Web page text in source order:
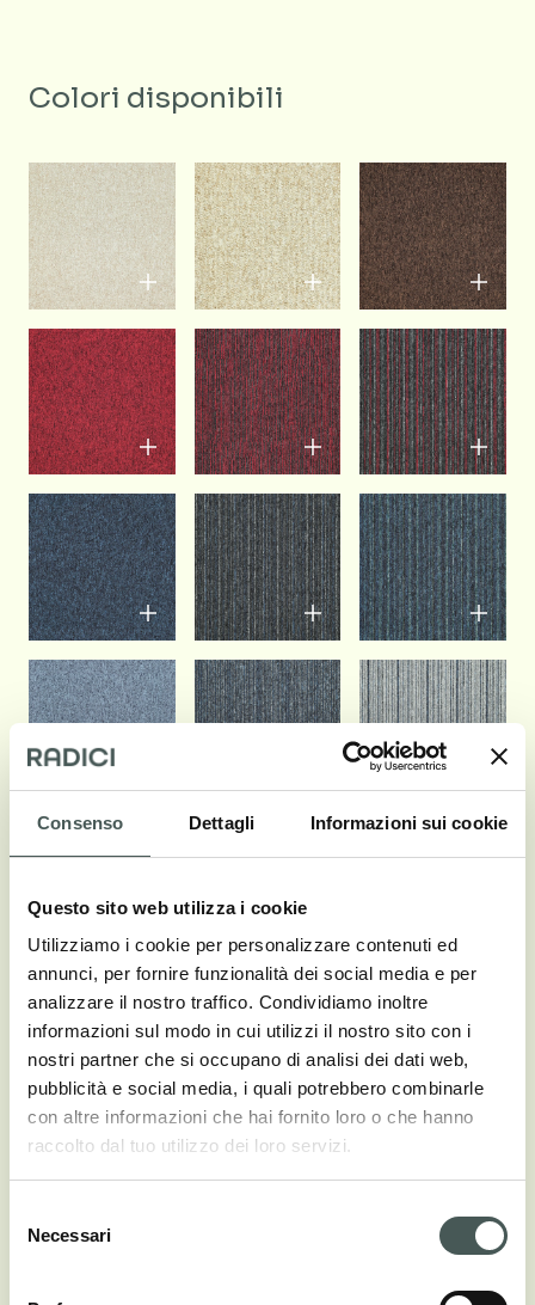
Consenso Dettagli Informazioni sui cookie
Questo sito web utilizza i cookie
Utilizziamo i cookie per personalizzare contenuti ed
annunci, per fornire funzionalità dei social media e per
analizzare il nostro traffico. Condividiamo inoltre
informazioni sul modo in cui utilizzi il nostro sito con i
nostri partner che si occupano di analisi dei dati web,
pubblicità e social media, i quali potrebbero combinarle
con altre informazioni che hai fornito loro o che hanno
raccolto dal tuo utilizzo dei loro servizi.
delNecessari
Colori disponibili
Aspetti tecnici
COMPOSIZIONE
100% PA Solution Dyed